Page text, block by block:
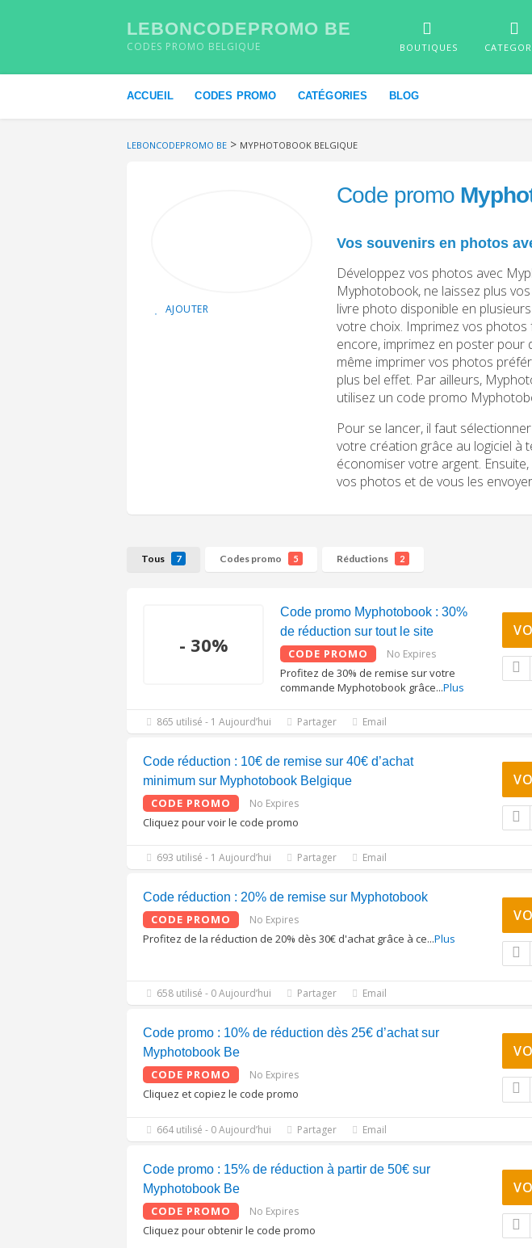
LEBONCODEPROMO BE
CODES PROMO BELGIQUE BOUTIQUES
ACCUEIL CODES PROMO CATÉGORIES BLOG
LEBONCODEPROMO BE > MYPHOTOBOOK BELGIQUE
AJOUTER
Code promo
Vos souvenirs en photos
Développez vos photos avec
Myphotobook, ne laissez plus
livre photo disponible en
votre choix. Imprimez vos
encore, imprimez en poster pour
même imprimer vos photos
plus bel effet. Par ailleurs,
utilisez un code promo
Pour se lancer, il faut
votre création grâce au logiciel à
économiser votre argent.
vos photos et de vous les
Tous 7 Codes promo 5 Réductions 2
- 30%
Code promo Myphotobook : 30%
de réduction sur tout le site
CODE PROMO No Expires
Profitez de 30% de remise sur votre
commande Myphotobook grâce...Plus
865 utilisé - 1 Aujourd’hui Partager Email
Code réduction : 10€ de remise sur 40€ d’achat
minimum sur Myphotobook Belgique
CODE PROMO No Expires
Cliquez pour voir le code promo
693 utilisé - 1 Aujourd’hui Partager Email
Code réduction : 20% de remise sur Myphotobook
CODE PROMO No Expires
Profitez de la réduction de 20% dès 30€ d'achat grâce à ce...Plus
658 utilisé - 0 Aujourd’hui Partager Email
Code promo : 10% de réduction dès 25€ d’achat sur
Myphotobook Be
CODE PROMO No Expires
Cliquez et copiez le code promo
664 utilisé - 0 Aujourd’hui Partager Email
Code promo : 15% de réduction à partir de 50€ sur
Myphotobook Be
CODE PROMO No Expires
Cliquez pour obtenir le code promo